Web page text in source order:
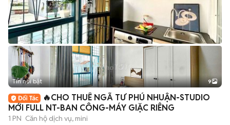
+2
Tin nổi bật 9
🔥CHO THUÊ NGÃ TƯ PHÚ NHUẬN-STUDIO
MỚI FULL NT-BAN CÔNG-MÁY GIẶC RIÊNG
1 PN Căn hộ dịch vụ, mini